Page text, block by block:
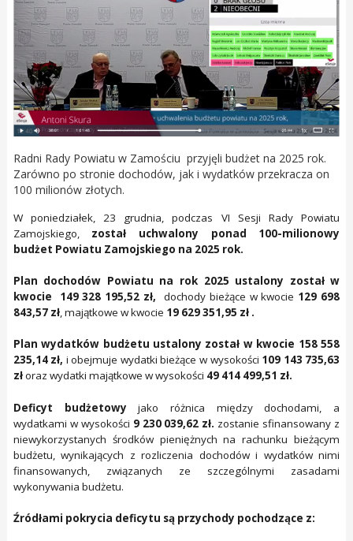
Radni Rady Powiatu w Zamościu przyjęli budżet na 2025 rok.
Zarówno po stronie dochodów, jak i wydatków przekracza on
100 milionów złotych.
W poniedziałek, 23 grudnia, podczas VI Sesji Rady Powiatu
Zamojskiego, został uchwalony ponad 100-milionowy
budżet Powiatu Zamojskiego na 2025 rok.
Plan dochodów Powiatu na rok 2025 ustalony został w
kwocie 149 328 195,52 zł,
dochody bieżące w kwocie 129 698
843,57 zł, majątkowe w kwocie 19 629 351,95 zł .
Plan wydatków budżetu ustalony został w kwocie 158 558
235,14 zł, i obejmuje wydatki bieżące w wysokości 109 143 735,63
złoraz wydatki majątkowe w wysokości 49 414 499,51 zł.
Deficyt budżetowy jako różnica między dochodami, a
wydatkami w wysokości 9 230 039,62 zł. zostanie sfinansowany z
niewykorzystanych środków pieniężnych na rachunku bieżącym
budżetu, wynikających z rozliczenia dochodów i wydatków nimi
finansowanych, związanych ze szczególnymi zasadami
wykonywania budżetu.
Źródłami pokrycia deficytu są przychody pochodzące z: